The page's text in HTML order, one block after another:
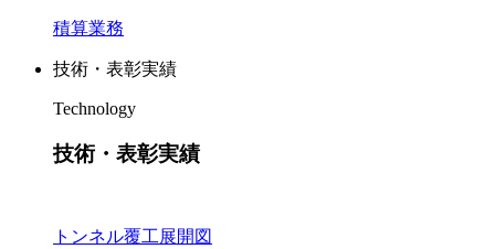
積算業務
技術・表彰実績
Technology
技術・表彰実績
トンネル覆工展開図